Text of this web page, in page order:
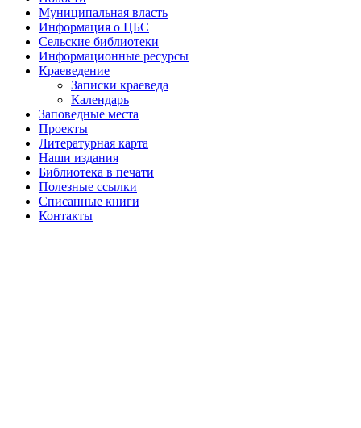
Муниципальная власть
Информация о ЦБС
Сельские библиотеки
Информационные ресурсы
Краеведение
Записки краеведа
Календарь
Заповедные места
Проекты
Литературная карта
Наши издания
Библиотека в печати
Полезные ссылки
Списанные книги
Контакты